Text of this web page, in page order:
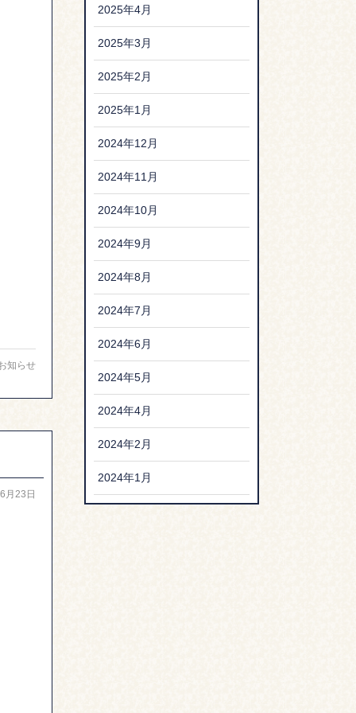
知らせ
月23日
2025年4月
2025年3月
2025年2月
2025年1月
2024年12月
2024年11月
2024年10月
2024年9月
2024年8月
2024年7月
2024年6月
2024年5月
2024年4月
2024年2月
2024年1月